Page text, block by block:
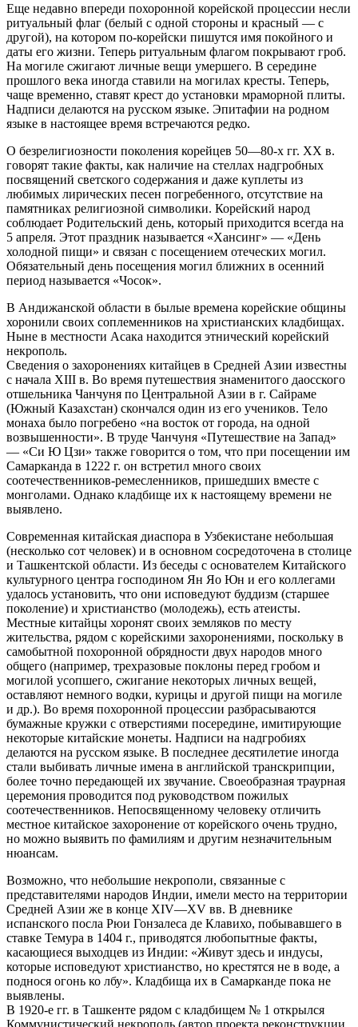
Еще недавно впереди похоронной корейской процессии несли
ритуальный флаг (белый с одной стороны и красный — с
другой), на котором по-корейски пишутся имя покойного и
даты его жизни. Теперь ритуальным флагом покрывают гроб.
На могиле сжигают личные вещи умершего. В середине
прошлого века иногда ставили на могилах кресты. Теперь,
чаще временно, ставят крест до установки мраморной плиты.
Надписи делаются на русском языке. Эпитафии на родном
языке в настоящее время встречаются редко.
О безрелигиозности поколения корейцев 50—80-х гг. XX в.
говорят такие факты, как наличие на стеллах надгробных
посвящений светского содержания и даже куплеты из
любимых лирических песен погребенного, отсутствие на
памятниках религиозной символики. Корейский народ
соблюдает Родительский день, который приходится всегда на
5 апреля. Этот праздник называется «Хансинг» — «День
холодной пищи» и связан с посещением отеческих могил.
Обязательный день посещения могил ближних в осенний
период называется «Чосок».
В Андижанской области в былые времена корейские общины
хоронили своих соплеменников на христианских кладбищах.
Ныне в местности Асака находится этнический корейский
некрополь.
Сведения о захоронениях китайцев в Средней Азии известны
с начала XIII в. Во время путешествия знаменитого даосского
отшельника Чанчуня по Центральной Азии в г. Сайраме
(Южный Казахстан) скончался один из его учеников. Тело
монаха было погребено «на восток от города, на одной
возвышенности». В труде Чанчуня «Путешествие на Запад»
— «Си Ю Цзи» также говорится о том, что при посещении им
Самарканда в 1222 г. он встретил много своих
соотечественников-ремесленников, пришедших вместе с
монголами. Однако кладбище их к настоящему времени не
выявлено.
Современная китайская диаспора в Узбекистане небольшая
(несколько сот человек) и в основном сосредоточена в столице
и Ташкентской области. Из беседы с основателем Китайского
культурного центра господином Ян Яо Юн и его коллегами
удалось установить, что они исповедуют буддизм (старшее
поколение) и христианство (молодежь), есть атеисты.
Местные китайцы хоронят своих земляков по месту
жительства, рядом с корейскими захоронениями, поскольку в
самобытной похоронной обрядности двух народов много
общего (например, трехразовые поклоны перед гробом и
могилой усопшего, сжигание некоторых личных вещей,
оставляют немного водки, курицы и другой пищи на могиле
и др.). Во время похоронной процессии разбрасываются
бумажные кружки с отверстиями посередине, имитирующие
некоторые китайские монеты. Надписи на надгробиях
делаются на русском языке. В последнее десятилетие иногда
стали выбивать личные имена в английской транскрипции,
более точно передающей их звучание. Своеобразная траурная
церемония проводится под руководством пожилых
соотечественников. Непосвященному человеку отличить
местное китайское захоронение от корейского очень трудно,
но можно выявить по фамилиям и другим незначительным
нюансам.
Возможно, что небольшие некрополи, связанные с
представителями народов Индии, имели место на территории
Средней Азии же в конце XIV—XV вв. В дневнике
испанского посла Рюи Гонзалеса де Клавихо, побывавшего в
ставке Темура в 1404 г., приводятся любопытные факты,
касающиеся выходцев из Индии: «Живут здесь и индусы,
которые исповедуют христианство, но крестятся не в воде, а
поднося огонь ко лбу». Кладбища их в Самарканде пока не
выявлены.
В 1920-е гг. в Ташкенте рядом с кладбищем № 1 открылся
Коммунистический некрополь (автор проекта реконструкции